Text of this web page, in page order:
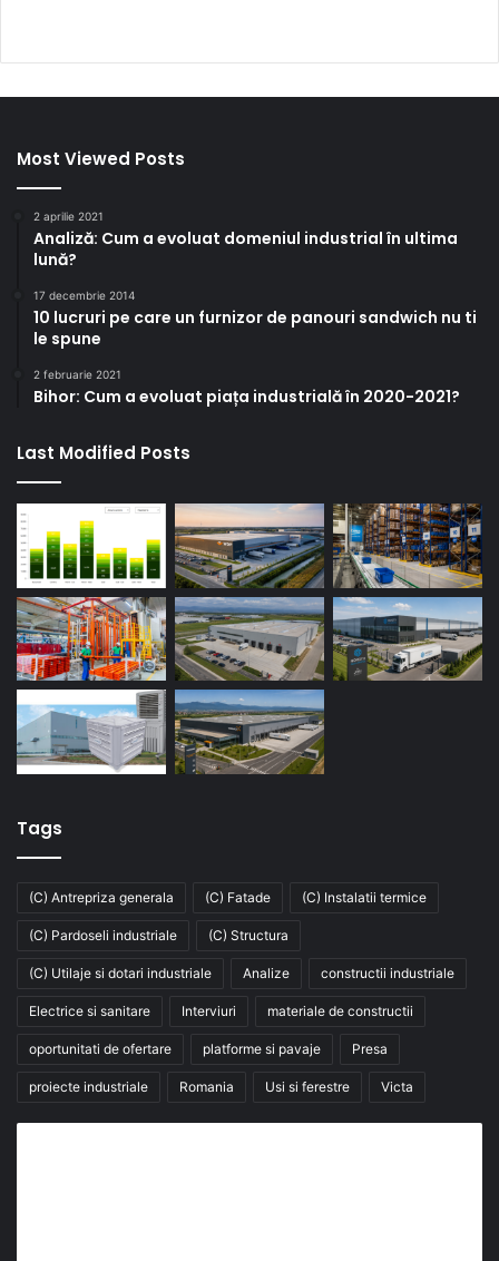
Most Viewed Posts
2 aprilie 2021
Analiză: Cum a evoluat domeniul industrial în ultima
lună?
17 decembrie 2014
10 lucruri pe care un furnizor de panouri sandwich nu ti
le spune
2 februarie 2021
Bihor: Cum a evoluat piața industrială în 2020-2021?
Last Modified Posts
Tags
(C) Antrepriza generala (C) Fatade (C) Instalatii termice
(C) Pardoseli industriale (C) Structura
(C) Utilaje si dotari industriale Analize constructii industriale
Electrice si sanitare Interviuri materiale de constructii
oportunitati de ofertare platforme si pavaje Presa
proiecte industriale Romania Usi si ferestre Victa